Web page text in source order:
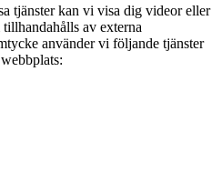
tjänster kan vi visa dig videor eller
av externa
använder vi följande tjänster